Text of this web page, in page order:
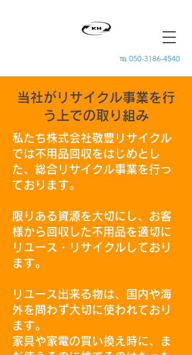
℡ 050-3186-4540
​当社がリサイクル事業を行
う上での取り組み
私たち株式会社敬豊リサイクル
では不用品回収をはじめとし
た、総合リサイクル事業を行っ
ております。
限りある資源を大切にし、お客
様から回収した不用品を適切に
リユース・リサイクルしており
ます。
リユース出来る物は、国内や海
外を問わず大切に使われており
ます。
家具や家電の買い換え時に、ま